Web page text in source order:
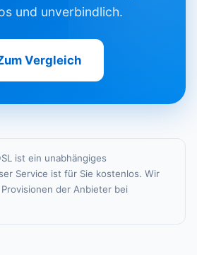
und unverbindlich.
Vergleich
ist ein unabhängiges
Service ist für Sie kostenlos. Wir
der Anbieter bei